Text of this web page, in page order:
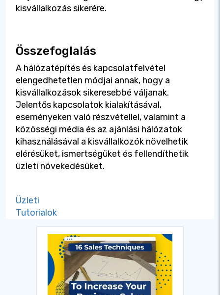
kisvállalkozás sikerére.
Összefoglalás
A hálózatépítés és kapcsolatfelvétel
elengedhetetlen módjai annak, hogy a
kisvállalkozások sikeresebbé váljanak.
Jelentős kapcsolatok kialakításával,
eseményeken való részvétellel, valamint a
közösségi média és az ajánlási hálózatok
kihasználásával a kisvállalkozók növelhetik
elérésüket, ismertségüket és fellendíthetik
üzleti növekedésüket.
Üzleti
Tutorialok